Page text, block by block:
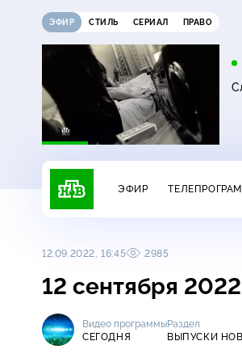
ЭФИР СТИЛЬ СЕРИАЛ ПРАВО
ЭФИР
12.09.2022, 16:45 2985
12 сентября
Видео программы
СЕГОДНЯ
Раздел
ВЫПУСКИ